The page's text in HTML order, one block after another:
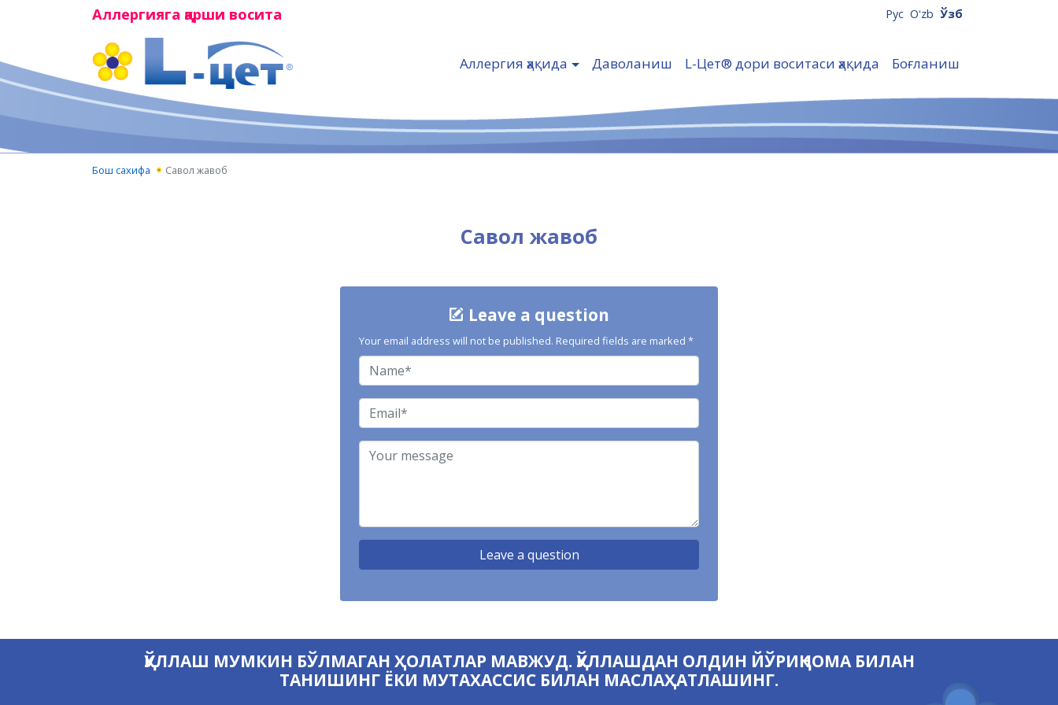
Аллергияга қарши восита Рус Oʻzb Ўзб
Аллергия ҳақида Даволаниш L-Цет® дори воситаси ҳақида Боғланиш
Бош сахифа Савол жавоб
Савол жавоб
Leave a question
Your email address will not be published. Required fields are marked *
ҚЎЛЛАШ МУМКИН БЎЛМАГАН ҲОЛАТЛАР МАВЖУД. ҚЎЛЛАШДАН ОЛДИН ЙЎРИҚНОМА БИЛАН
ТАНИШИНГ ЁКИ МУТАХАССИС БИЛАН МАСЛАҲАТЛАШИНГ.
Қаердан